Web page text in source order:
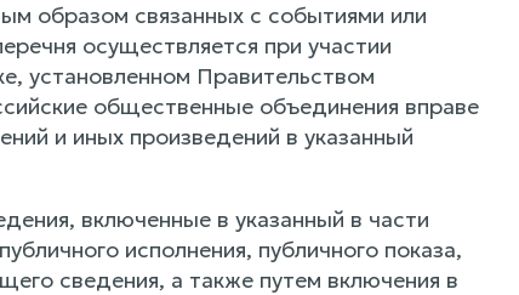
образом связанных с событиями или
осуществляется при участии
установленном Правительством
общественные объединения вправе
и иных произведений в указанный
включенные в указанный в части
исполнения, публичного показа,
сведения, а также путем включения в